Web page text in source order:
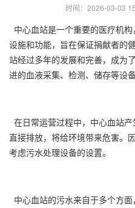
时间：2026-03-03
中心血站是一个重要的医疗机
设施和功能，旨在保证捐献者的
站经过多年的发展和完善，成为
进的血液采集、检测、储存等设
在日常运营过程中，中心血站
直接排放，将给环境带来危害。
考虑污水处理设备的设置。
中心血站的污水来自于多个方